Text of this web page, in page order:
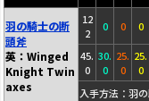
羽の騎士の断
頭斧
英：Winged
Knight Twin
axes
12
2
0 0 0
45.
0
30.
0
25.
0
25.
0
入手方法：羽